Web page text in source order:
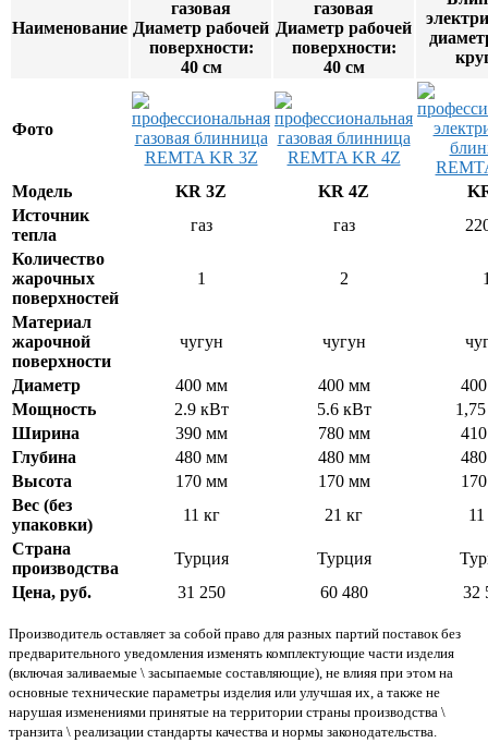
Наименование
газовая
Диаметр рабочей
поверхности:
40 см
газовая
Диаметр рабочей
поверхности:
40 см
Фото
Модель KR 3Z KR 4Z
Источник
тепла
газ газ
Количество
жарочных
поверхностей
1 2
Материал
жарочной
поверхности
чугун чугун
Диаметр 400 мм 400 мм
Мощность
2.9 кВт 5.6 кВт
Ширина
390 мм 780 мм
Глубина
480 мм 480 мм
Высота
170 мм 170 мм
Вес (без
упаковки)
11 кг 21 кг
Страна
производства
Турция Турция
Цена, руб.
31 250 60 480 32
Производитель оставляет за собой право для разных партий поставок без
предварительного уведомления изменять комплектующие части изделия
(включая заливаемые \ засыпаемые составляющие), не влияя при этом на
основные технические параметры изделия или улучшая их, а также не
нарушая изменениями принятые на территории страны производства \
транзита \ реализации стандарты качества и нормы законодательства.